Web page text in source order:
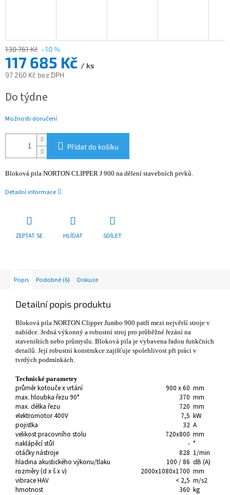
130 761 Kč –10 %
117 685 Kč / ks
97 260 Kč bez DPH
cena:
Do týdne
Možnosti doručení
Přidat do košíku
Bloková pila NORTON CLIPPER J 900 na dělení stavebních prvků.
Detailní informace
ZEPTAT SE HLÍDAT SDÍLET
Popis Podobné (6) Diskuze
Detailní popis produktu
Bloková pila NORTON Clipper Jumbo 900 patří mezi největší stroje v
nabídce. Jedná výkonný a robustní stroj pro průběžné řezání na
staveništích nebo průmyslu. Bloková pila je vybavena řadou funkčních
detailů. Její robustní konstrukce zajišťuje spolehlivost při práci v
tvrdých podmínkách.
Technické parametry
průměr kotouče x vrtání 900 x 60 mm
max. hloubka řezu 90°
370 mm
max. délka řezu
720 mm
elektromotor 400V
7,5 kW
pojistka
32 A
velikost pracovního stolu
720x800 mm
naklápěcí stůl
- °
otáčky nástroje
828 1/min
hladina akustického výkonu/tlaku
100 / 86 dB (A)
rozměry (d x š x v)
2000x1080x1700 mm
vibrace HAV
< 2,5 m/s2
hmotnost
360 kg